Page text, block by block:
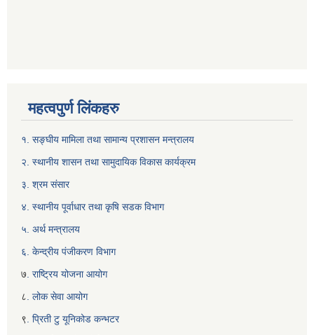
महत्वपुर्ण लिंकहरु
१. सङ्घीय मामिला तथा सामान्य प्रशासन मन्त्रालय
२. स्थानीय शासन तथा सामुदायिक विकास कार्यक्रम
३. श्रम संसार
४. स्थानीय पूर्वाधार तथा कृषि सडक विभाग
५. अर्थ मन्त्रालय
६. केन्द्रीय पंजीकरण विभाग
७. राष्ट्रिय योजना आयोग
८. लोक सेवा आयोग
९. प्रिती टु यूनिकोड कन्भटर